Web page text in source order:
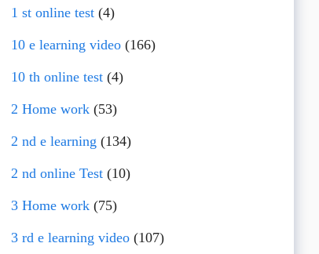
1 st online test(4)
10 e learning video(166)
10 th online test(4)
2 Home work(53)
2 nd e learning (134)
2 nd online Test(10)
3 Home work(75)
3 rd e learning video(107)